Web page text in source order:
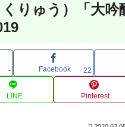
りゅう）「大吟
- Facebook 22
LINE Pinterest